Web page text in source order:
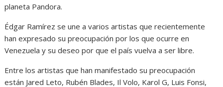
planeta Pandora.
Édgar Ramírez se une a varios artistas que recientemente
han expresado su preocupación por los que ocurre en
Venezuela y su deseo por que el país vuelva a ser libre.
Entre los artistas que han manifestado su preocupación
están Jared Leto, Rubén Blades, Il Volo, Karol G, Luis Fonsi,